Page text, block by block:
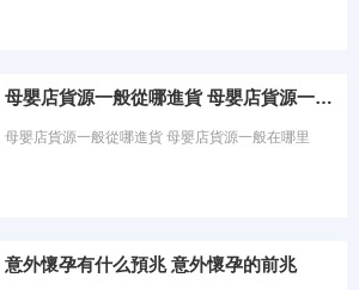
母嬰店貨源一般從哪進貨 母嬰店貨源一般在哪里
母嬰店貨源一般從哪進貨 母嬰店貨源一般在哪里
意外懷孕有什么預兆 意外懷孕的前兆